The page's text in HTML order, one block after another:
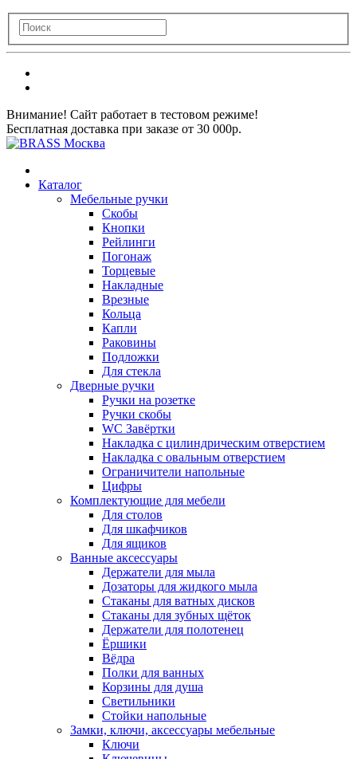
Внимание! Сайт работает в тестовом режиме!
Бесплатная доставка при заказе от 30 000р.
Каталог
Мебельные ручки
Скобы
Кнопки
Рейлинги
Погонаж
Торцевые
Накладные
Врезные
Кольца
Капли
Раковины
Подложки
Для стекла
Дверные ручки
Ручки на розетке
Ручки скобы
WC Завёртки
Накладка с цилиндрическим отверстием
Накладка с овальным отверстием
Ограничители напольные
Цифры
Комплектующие для мебели
Для столов
Для шкафчиков
Для ящиков
Ванные аксессуары
Держатели для мыла
Дозаторы для жидкого мыла
Стаканы для ватных дисков
Стаканы для зубных щёток
Держатели для полотенец
Ёршики
Вёдра
Полки для ванных
Корзины для душа
Светильники
Стойки напольные
Замки, ключи, аксессуары мебельные
Ключи